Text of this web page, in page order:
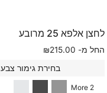
לחצן אלפא 25 מרובע
החל מ- ₪215.00
בחירת גימור צבע
2 More